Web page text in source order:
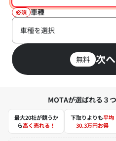
必須 車種
車種を選択
無料 次へ
MOTAが選ばれる３
最大20社が競うか
ら高く売れる！
下取りよりも平均
30.3万円お得